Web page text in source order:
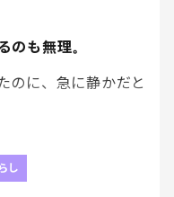
て、どうでもいいも
。
のも無理。
のに、急に静かだと
し